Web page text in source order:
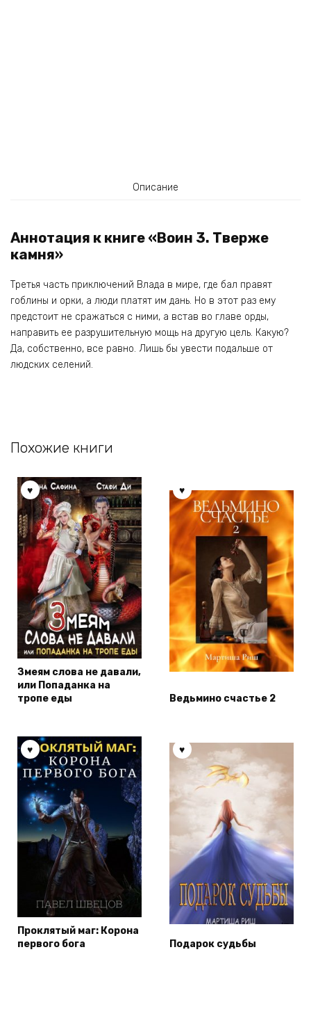
Описание
Аннотация к книге «Воин 3. Тверже
камня»
Третья часть приключений Влада в мире, где бал правят
гоблины и орки, а люди платят им дань. Но в этот раз ему
предстоит не сражаться с ними, а встав во главе орды,
направить ее разрушительную мощь на другую цель. Какую?
Да, собственно, все равно. Лишь бы увести подальше от
людских селений.
Похожие книги
Змеям слова не давали,
или Попаданка на
тропе еды
Ведьмино счастье 2
Проклятый маг: Корона
первого бога
Подарок судьбы